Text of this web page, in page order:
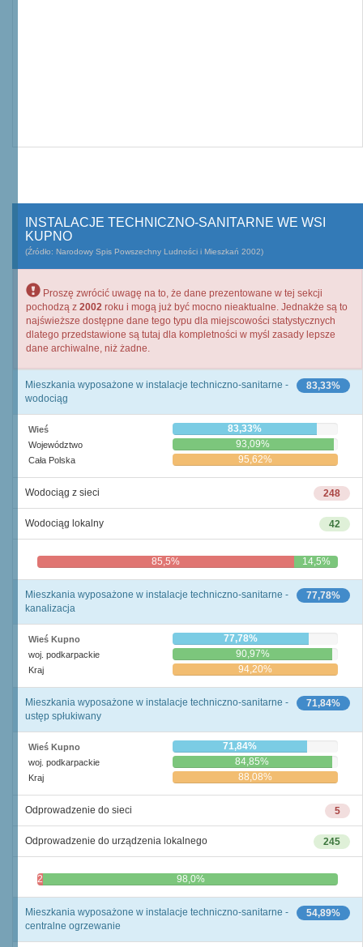
INSTALACJE TECHNICZNO-SANITARNE WE WSI
KUPNO
(Źródło: Narodowy Spis Powszechny Ludności i Mieszkań 2002)
Proszę zwrócić uwagę na to, że dane prezentowane w tej sekcji
pochodzą z 2002 roku i mogą już być mocno nieaktualne. Jednakże są to
najświeższe dostępne dane tego typu dla miejscowości statystycznych
dlatego przedstawione są tutaj dla kompletności w myśl zasady lepsze
dane archiwalne, niż żadne.
83,33%
Mieszkania wyposażone w instalacje techniczno-sanitarne -
wodociąg
Wieś 83,33%
Województwo 93,09%
Cała Polska 95,62%
248
Wodociąg z sieci
42
Wodociąg lokalny
85,5% 14,5%
77,78%
Mieszkania wyposażone w instalacje techniczno-sanitarne -
kanalizacja
Wieś Kupno 77,78%
woj. podkarpackie 90,97%
Kraj 94,20%
71,84%
Mieszkania wyposażone w instalacje techniczno-sanitarne -
ustęp spłukiwany
Wieś Kupno 71,84%
woj. podkarpackie 84,85%
Kraj 88,08%
5
Odprowadzenie do sieci
245
Odprowadzenie do urządzenia lokalnego
2,0% 98,0%
54,89%
Mieszkania wyposażone w instalacje techniczno-sanitarne -
centralne ogrzewanie